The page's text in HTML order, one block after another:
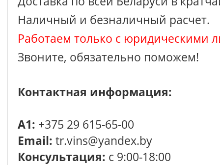
Наличный и безналичный расчет.
Работаем только с юридическими
Звоните, обязательно поможем!
Контактная информация:
A1: +375 29 615-65-00
Email: tr.vins@yandex.by
Консультация: с 9:00-18:00